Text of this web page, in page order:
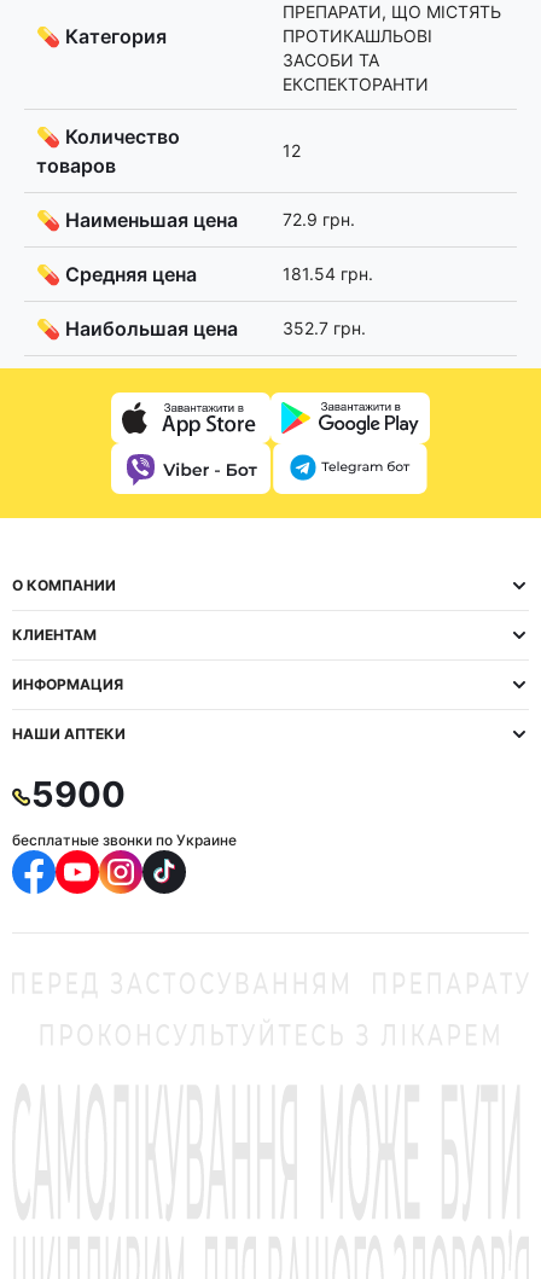
💊 Категория
ПРЕПАРАТИ, ЩО МІСТЯТЬ
ПРОТИКАШЛЬОВІ
ЗАСОБИ ТА
ЕКСПЕКТОРАНТИ
💊 Количество
товаров
12
💊 Наименьшая цена 72.9 грн.
💊 Средняя цена 181.54 грн.
💊 Наибольшая цена 352.7 грн.
О КОМПАНИИ
КЛИЕНТАМ
ИНФОРМАЦИЯ
НАШИ АПТЕКИ
5900
бесплатные звонки по Украине